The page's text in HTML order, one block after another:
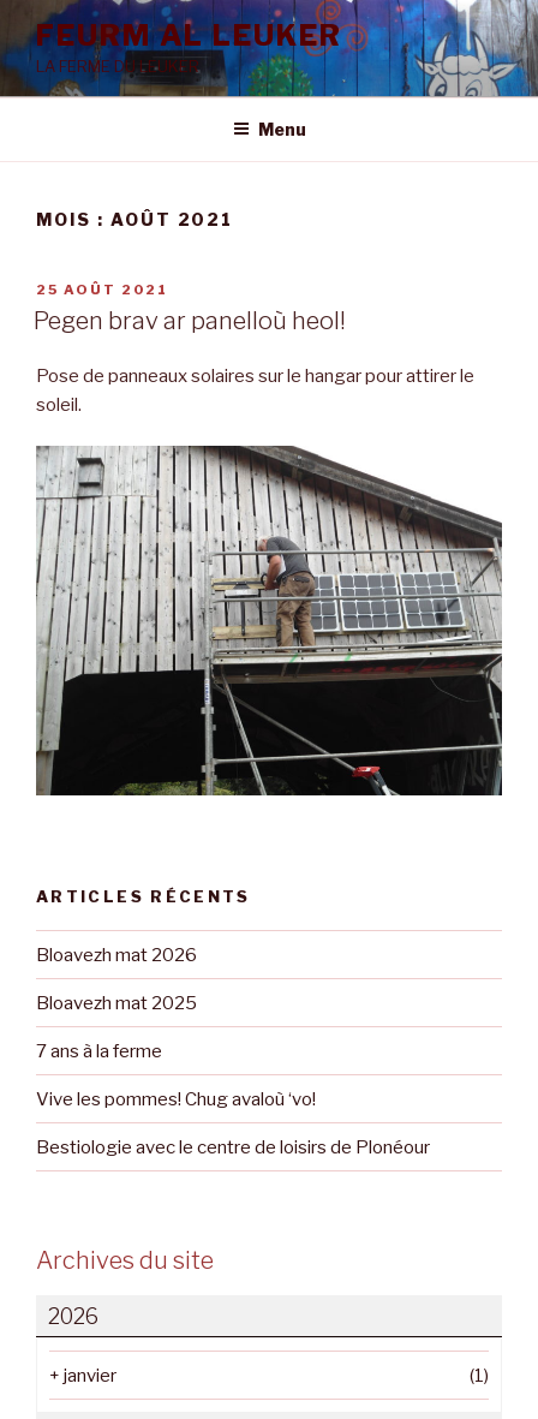
au
contenu
principal
FEURM AL LEUKER
LA FERME DU LEUKER
Menu
MOIS : AOÛT 2021
PUBLIÉ
LE
25 AOÛT 2021
Pegen brav ar panelloù heol!
Pose de panneaux solaires sur le hangar pour attirer le
soleil.
ARTICLES RÉCENTS
Bloavezh mat 2026
Bloavezh mat 2025
7 ans à la ferme
Vive les pommes! Chug avaloù ‘vo!
Bestiologie avec le centre de loisirs de Plonéour
Archives du site
2026
+ janvier (1)